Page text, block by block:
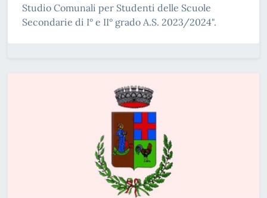
Studio Comunali per Studenti delle Scuole
Secondarie di I° e II° grado A.S. 2023/2024".